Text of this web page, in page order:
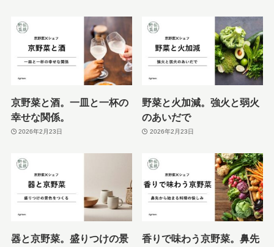
京野菜と酒。一皿と一杯の
幸せな関係。
2026年2月23日
野菜と火加減。強火と弱火
のあいだで
2026年2月23日
器と京野菜。盛りつけの景
香りで味わう京野菜。鼻先